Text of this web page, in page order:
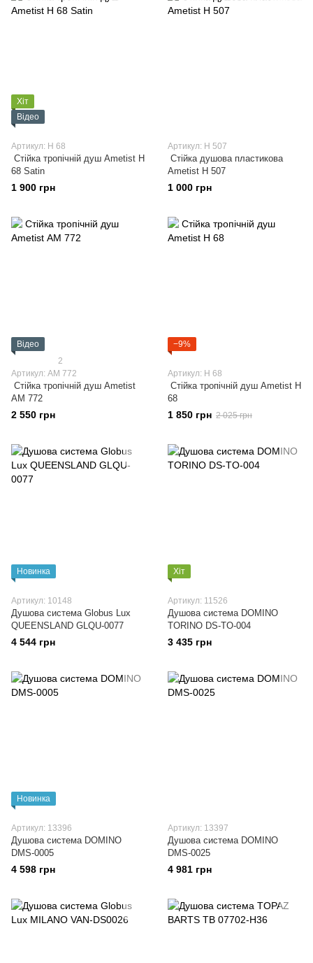
Хіт
Відео
Артикул: H 68
Стійка тропічній душ Ametist H
68 Satin
1 900 грн
Артикул: H 507
Стійка душова пластикова
Ametist H 507
1 000 грн
Відео
2
Артикул: АМ 772
Стійка тропічній душ Ametist
АМ 772
2 550 грн
−9%
Артикул: H 68
Стійка тропічній душ Ametist H
68
1 850 грн 2 025 грн
Новинка
Артикул: 10148
Душова система Globus Lux
QUEENSLAND GLQU-0077
4 544 грн
Хіт
Артикул: 11526
Душова система DOMINO
TORINO DS-TO-004
3 435 грн
Новинка
Артикул: 13396
Душова система DOMINO
DMS-0005
4 598 грн
Артикул: 13397
Душова система DOMINO
DMS-0025
4 981 грн